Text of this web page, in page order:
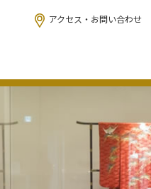
アクセス・お問い合わせ